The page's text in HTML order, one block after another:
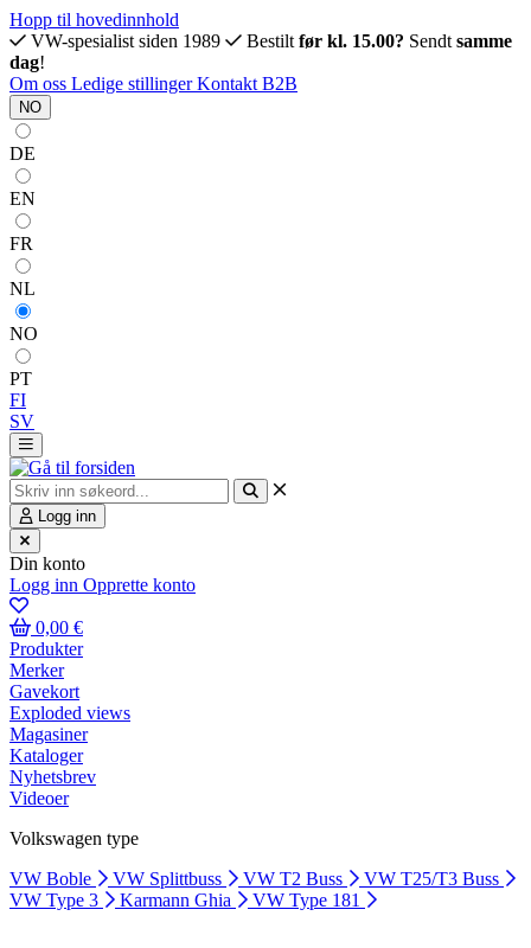
Hopp til hovedinnhold
VW-spesialist siden 1989
Bestilt før kl. 15.00? Sendt samme
dag!
Om oss Ledige stillingerKontakt B2B
NO
DE
EN
FR
NL
NO
PT
FI
SV
Logg inn
Din konto
Logg inn Opprette konto
0,00 €
Produkter
Merker
Gavekort
Exploded views
Magasiner
Kataloger
Nyhetsbrev
Videoer
Volkswagen type
VW Boble
VW Splittbuss VW T2 Buss
VW T25/T3 Buss
VW Type 3
Karmann Ghia VW Type 181